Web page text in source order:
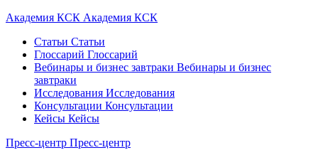
Академия КСК Академия КСК
Статьи Статьи
Глоссарий Глоссарий
Вебинары и бизнес завтраки Вебинары и бизнес
завтраки
Исследования Исследования
Консультации Консультации
Кейсы Кейсы
Пресс-центр Пресс-центр